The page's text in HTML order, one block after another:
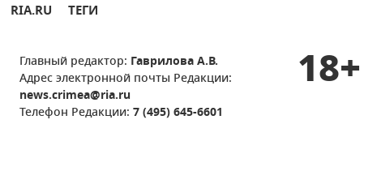
RIA.RU ТЕГИ
Главный редактор: Гаврилова А.В.
Адрес электронной почты Редакции:
news.crimea@ria.ru
Телефон Редакции: 7 (495) 645-6601
18+